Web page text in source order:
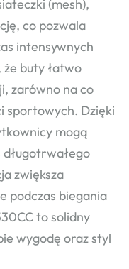
(mesh),
co pozwala
intensywnych
buty łatwo
zarówno na co
sportowych. Dzięki
mogą
zwiększa
podczas biegania
to solidny
wygodę oraz styl